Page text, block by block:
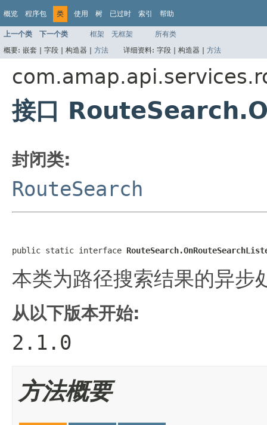
概览 程序包 类 使用 树 已过时 索引 帮助
上一个类 下一个类 框架 无框架
所有类
概要: 嵌套 | 字段 | 构造器 | 方法 详细资料: 字段 | 构造器 | 方法
接口
封闭类:
RouteSearch
public static interface
本类为路径搜索结果的异步
从以下版本开始:
2.1.0
方法概要